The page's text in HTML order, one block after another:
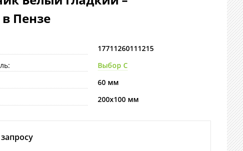
Пензе
17711260111215
Выбор С
60 мм
200х100 мм